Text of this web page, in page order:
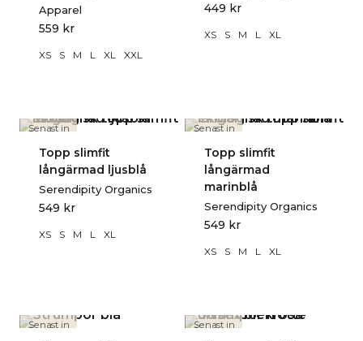
Apparel
559 kr
XS S M L XL XXL
449 kr
XS S M L XL
Senast in
Topp slimfit
långärmad ljusblå
Serendipity Organics
549 kr
XS S M L XL
Senast in
Topp slimfit
långärmad
marinblå
Serendipity Organics
549 kr
XS S M L XL
Senast in Senast in